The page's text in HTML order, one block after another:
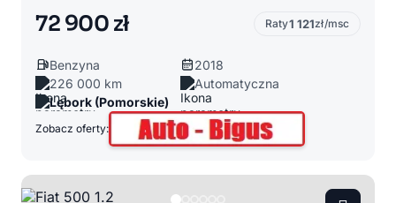
72 900 zł Raty1 121zł/msc
Benzyna
2018
226 000 km
Automatyczna
Lębork (Pomorskie)
Zobacz oferty: